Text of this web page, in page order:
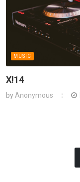
MUSIC
X!14
by Anonymous